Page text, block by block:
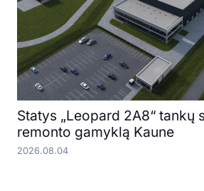
Statys „Leopard 2A8“ tankų
remonto gamyklą Kaune
2026.08.04